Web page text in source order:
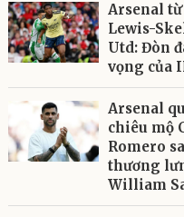
Arsenal
Lewis-
Utd: Đòn
vọng của
Arsenal
chiêu mộ
Romero
thương
William